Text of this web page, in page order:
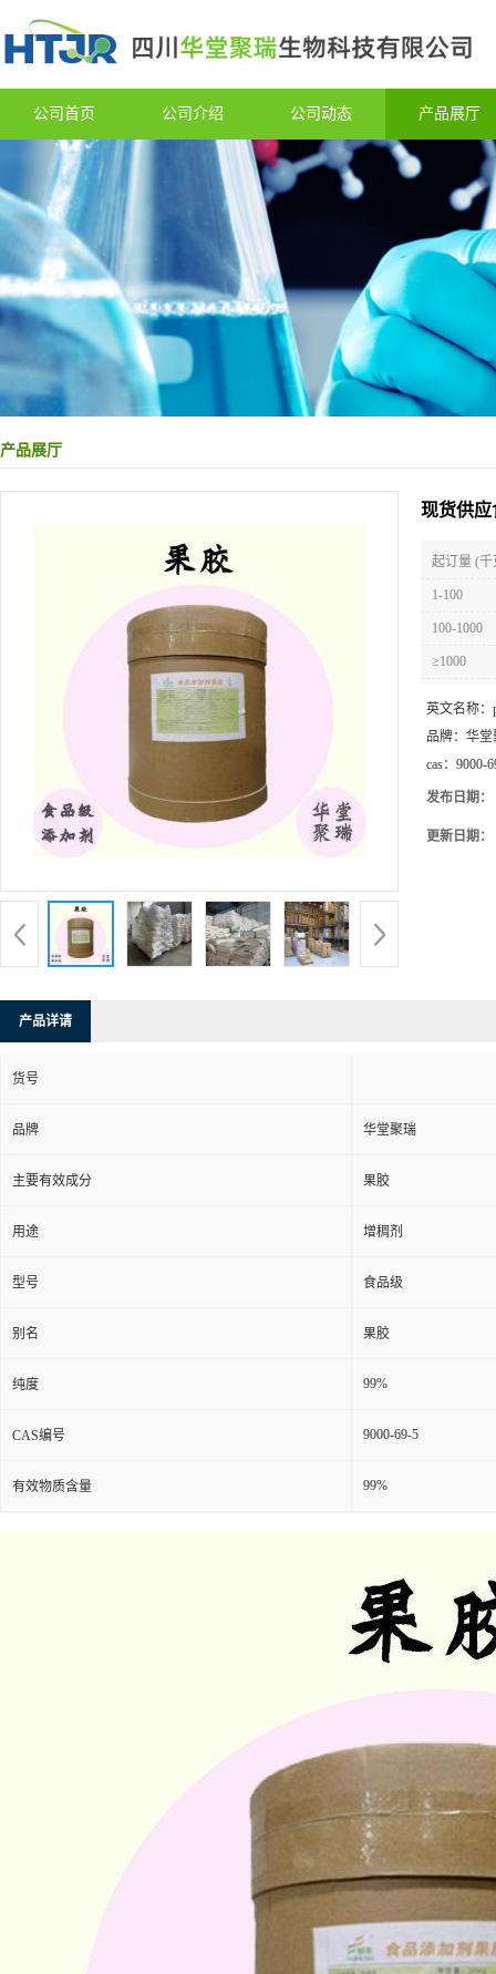
公司首页 公司介绍 公司动态 产品展厅
产品展厅
现货供应
起订量 (千
1-100
100-1000
≥1000
英文名称：
品牌： 华堂
cas： 9000-
发布日期：
更新日期：
产品详请
货号
品牌 华堂聚瑞
主要有效成分 果胶
用途 增稠剂
型号 食品级
别名 果胶
纯度 99%
CAS编号 9000-69-5
有效物质含量 99%